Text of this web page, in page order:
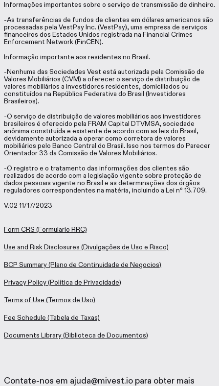
Informações importantes sobre o serviço de transmissão de dinheiro.
-As transferências de fundos de clientes em dólares americanos são
processadas pela VestPay Inc. (VestPay), uma empresa de serviços
financeiros dos Estados Unidos registrada na Financial Crimes
Enforcement Network (FinCEN).
Informação importante aos residentes no Brasil.
-Nenhuma das Sociedades Vest está autorizada pela Comissão de
Valores Mobiliários (CVM) a oferecer o serviço de distribuição de
valores mobiliários a investidores residentes, domiciliados ou
constituídos na República Federativa do Brasil (Investidores
Brasileiros).
-O serviço de distribuição de valores mobiliários aos investidores
brasileiros é oferecido pela FRAM Capital DTVMSA, sociedade
anônima constituída e existente de acordo com as leis do Brasil,
devidamente autorizada a operar como corretora de valores
mobiliários pelo Banco Central do Brasil. Isso nos termos do Parecer
Orientador 33 da Comissão de Valores Mobiliários.
-O registro e o tratamento das informações dos clientes são
realizados de acordo com a legislação vigente sobre proteção de
dados pessoais vigente no Brasil e as determinações dos órgãos
reguladores correspondentes na matéria, incluindo a Lei nº 13.709.
V.02 11/17/2023
Form CRS (Formulario RRC)
Use and Risk Disclosures (Divulgações de Uso e Risco)
BCP Summary(Plano de Continuidade de Negocios)
Privacy Policy(Política de Privacidade)
Terms of Use (Termos de Uso)
Fee Schedule (Tabela de Taxas)
Documents Library(Biblioteca de Documentos)
Contate-nos em ajuda@mivest.io para obter mais